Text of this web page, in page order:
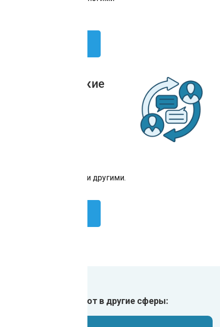
Аналитические
Bitrix24 и многими другими.
Внедрить ИИ чат бот в другие сферы: